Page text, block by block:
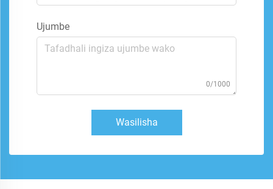
Ujumbe
0/1000
Wasilisha